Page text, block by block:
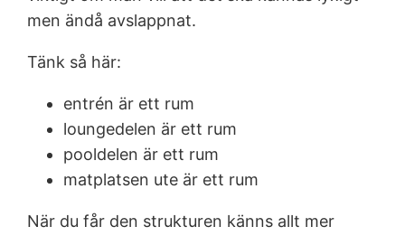
men ändå avslappnat.
Tänk så här:
entrén är ett rum
loungedelen är ett rum
pooldelen är ett rum
matplatsen ute är ett rum
När du får den strukturen känns allt mer